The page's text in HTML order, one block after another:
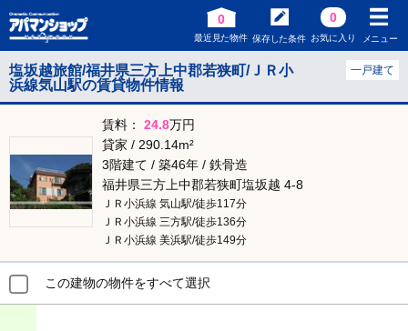
0
最近見た物件 保存した条件
0
お気に入り メニュー
塩坂越旅館/福井県三方上中郡若狭町/ＪＲ小
浜線気山駅の賃貸物件情報
一戸建て
賃料： 24.8万円
貸家 / 290.14m²
3階建て / 築46年 / 鉄骨造
福井県三方上中郡若狭町塩坂越 4-8
ＪＲ小浜線 気山駅/徒歩117分
ＪＲ小浜線 三方駅/徒歩136分
ＪＲ小浜線 美浜駅/徒歩149分
この建物の物件をすべて選択